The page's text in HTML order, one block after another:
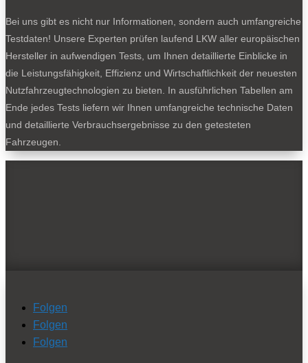
Bei uns gibt es nicht nur Informationen, sondern auch umfangreiche
Testdaten! Unsere Experten prüfen laufend LKW aller europäischen
Hersteller in aufwendigen Tests, um Ihnen detaillierte Einblicke in
die Leistungsfähigkeit, Effizienz und Wirtschaftlichkeit der neuesten
Nutzfahrzeugtechnologien zu bieten. In ausführlichen Tabellen am
Ende jedes Tests liefern wir Ihnen umfangreiche technische Daten
und detaillierte Verbrauchsergebnisse zu den getesteten
Fahrzeugen.
Folgen
Folgen
Folgen